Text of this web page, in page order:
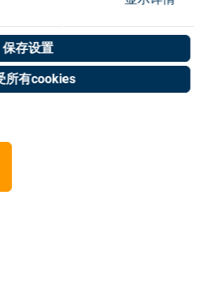
保存设置
所有cookies